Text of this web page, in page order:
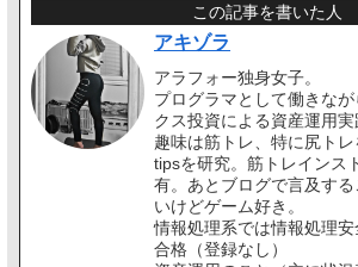
この記事を書いた人
アキゾラ
アラフォー独身女子。
プログラマとして働きな
クス投資による資産運用実
趣味は筋トレ、特に尻ト
tipsを研究。筋トレインス
有。あとブログで言及す
いけどゲーム好き。
情報処理系では情報処理
合格（登録なし）